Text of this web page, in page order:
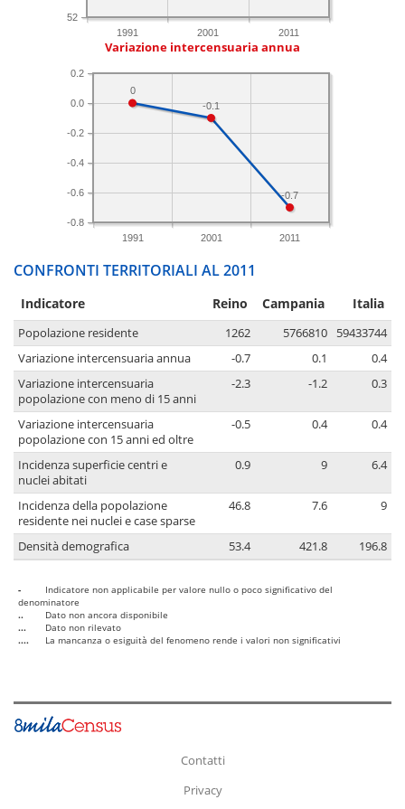
1991 2001 2011
52
Variazione intercensuaria annua
1991 2001 2011
-0.8
-0.6
-0.4
-0.2
0.0
0.2
-0.7
-0.1
0
CONFRONTI TERRITORIALI AL 2011
Indicatore Reino Campania Italia
Popolazione residente 1262 5766810
59433744
Variazione intercensuaria annua
-0.7 0.1
0.4
Variazione intercensuaria
popolazione con meno di 15 anni
-2.3 -1.2 0.3
Variazione intercensuaria
popolazione con 15 anni ed oltre
-0.5 0.4 0.4
Incidenza superficie centri e
nuclei abitati
0.9 9 6.4
Incidenza della popolazione
residente nei nuclei e case sparse
46.8 7.6 9
Densità demografica 53.4 421.8 196.8
-
Indicatore non applicabile per valore nullo o poco significativo del
denominatore
..
Dato non ancora disponibile
...
Dato non rilevato
....
La mancanza o esiguità del fenomeno rende i valori non significativi
Contatti
Privacy